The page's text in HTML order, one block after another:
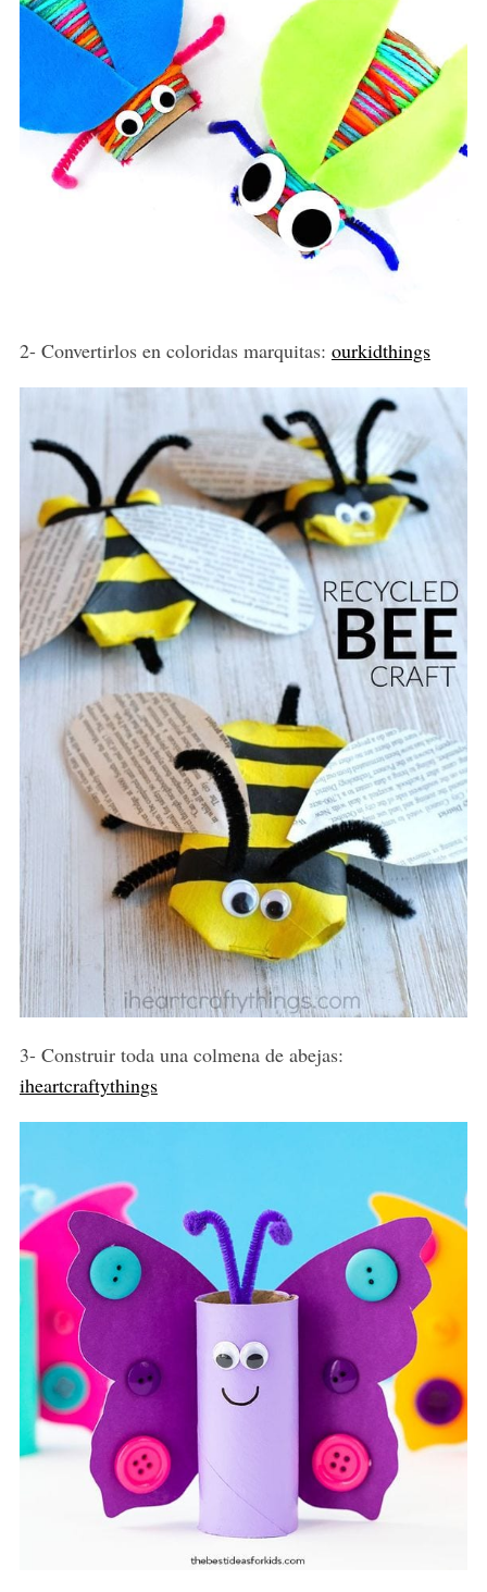
2- Convertirlos en coloridas marquitas: ourkidthings
3- Construir toda una colmena de abejas:
iheartcraftythings